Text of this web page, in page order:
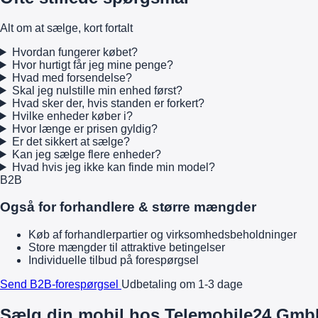
Alt om at sælge, kort fortalt
Hvordan fungerer købet?
Hvor hurtigt får jeg mine penge?
Hvad med forsendelse?
Skal jeg nulstille min enhed først?
Hvad sker der, hvis standen er forkert?
Hvilke enheder køber i?
Hvor længe er prisen gyldig?
Er det sikkert at sælge?
Kan jeg sælge flere enheder?
Hvad hvis jeg ikke kan finde min model?
B2B
Også for forhandlere & større mængder
Køb af forhandlerpartier og virksomhedsbeholdninger
Store mængder til attraktive betingelser
Individuelle tilbud på forespørgsel
Send B2B-forespørgsel Udbetaling om 1-3 dage